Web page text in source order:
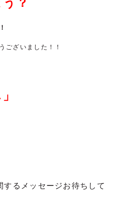
？
ございました！！
する メッセージお待ちして